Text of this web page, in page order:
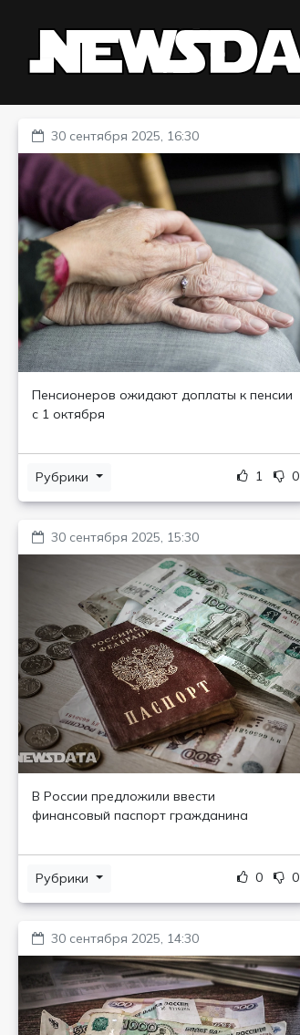
30 сентября 2025, 16:30
Пенсионеров ожидают доплаты к пенсии
с 1 октября
Рубрики 1 0
30 сентября 2025, 15:30
В России предложили ввести
финансовый паспорт гражданина
Рубрики 0 0
30 сентября 2025, 14:30